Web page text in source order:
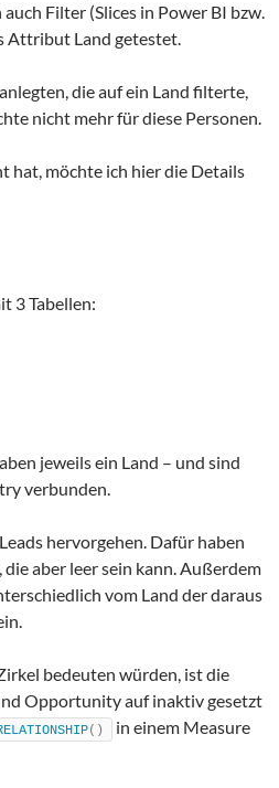
Filter (Slices in Power BI bzw.
Attribut Land getestet.
die auf ein Land filterte,
nicht mehr für diese Personen.
hat, möchte ich hier die Details
3 Tabellen:
jeweils ein Land – und sind
verbunden.
hervorgehen. Dafür haben
aber leer sein kann. Außerdem
vom Land der daraus
bedeuten würden, ist die
Opportunity auf inaktiv gesetzt
()
in einem Measure